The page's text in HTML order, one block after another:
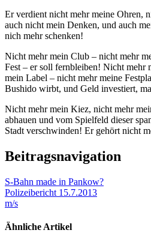
Er verdient nicht mehr meine Ohren,
auch nicht mein Denken, und auch
nich mehr schenken!
Nicht mehr mein Club – nicht mehr
Fest – er soll fernbleiben! Nicht mehr
mein Label – nicht mehr meine
Bushido wirbt, und Geld investiert,
Nicht mehr mein Kiez, nicht mehr
abhauen und vom Spielfeld dieser
Stadt verschwinden! Er gehört nicht
Beitragsnavigation
S-Bahn made in Pankow?
Polizeibericht 15.7.2013
m/s
Ähnliche Artikel